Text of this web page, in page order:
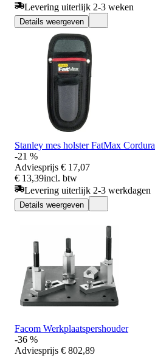
Levering uiterlijk 2-3 weken
Details weergeven
Stanley mes holster FatMax Cordura
-21 %
Adviesprijs € 17,07
€ 13,39incl. btw
Levering uiterlijk 2-3 werkdagen
Details weergeven
Facom Werkplaatspershouder
-36 %
Adviesprijs € 802,89